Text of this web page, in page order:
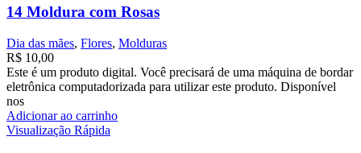
14 Moldura com Rosas
Dia das mães, Flores, Molduras
R$ 10,00
Este é um produto digital. Você precisará de uma máquina de bordar
eletrônica computadorizada para utilizar este produto. Disponível
nos
Adicionar ao carrinho
Visualização Rápida